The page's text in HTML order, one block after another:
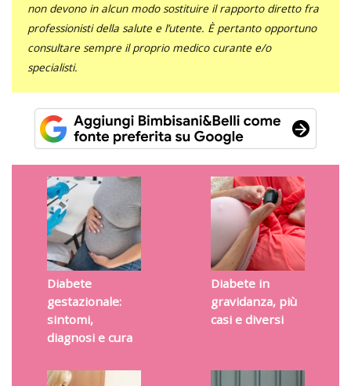
non devono in alcun modo sostituire il rapporto diretto fra
professionisti della salute e l’utente. È pertanto opportuno
consultare sempre il proprio medico curante e/o
specialisti.
Diabete
gestazionale:
sintomi,
diagnosi e cura
Diabete in
gravidanza, più
casi e diversi